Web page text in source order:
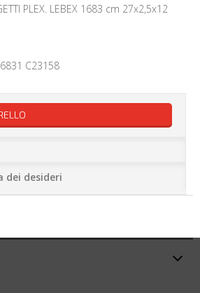
PLEX. LEBEX 1683 cm 27x2,5x12
C23158
dei desideri